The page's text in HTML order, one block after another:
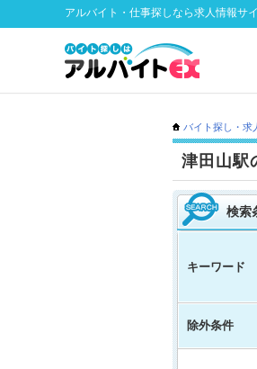
アルバイト・仕事探しなら求人情報サ
バイト探し・求
津田山駅
検索
キーワード
除外条件